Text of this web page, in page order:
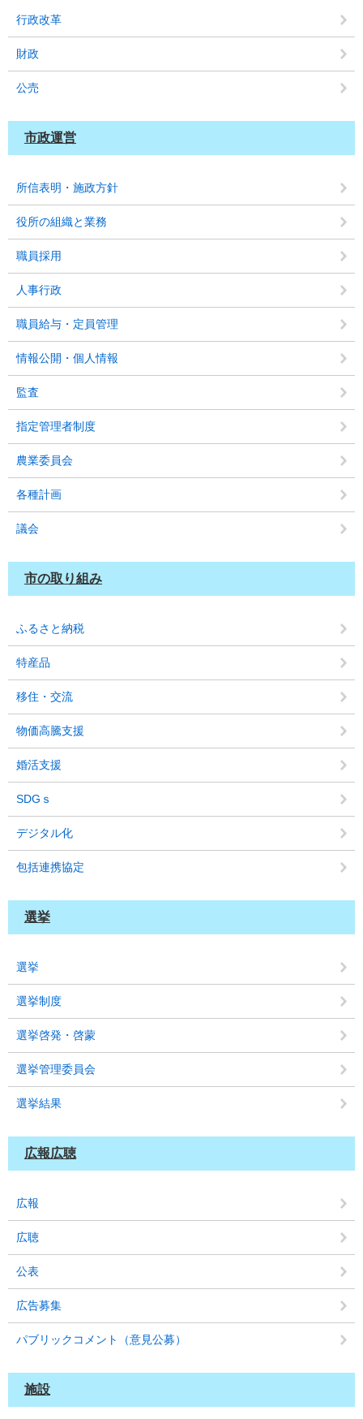
行政改革
財政
公売
市政運営
所信表明・施政方針
役所の組織と業務
職員採用
人事行政
職員給与・定員管理
情報公開・個人情報
監査
指定管理者制度
農業委員会
各種計画
議会
市の取り組み
ふるさと納税
特産品
移住・交流
物価高騰支援
婚活支援
SDGｓ
デジタル化
包括連携協定
選挙
選挙
選挙制度
選挙啓発・啓蒙
選挙管理委員会
選挙結果
広報広聴
広報
広聴
公表
広告募集
パブリックコメント（意見公募）
施設